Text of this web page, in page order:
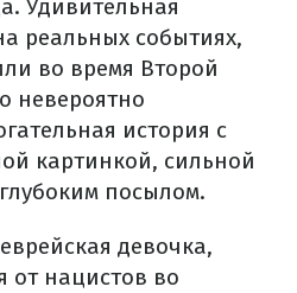
Удивительная
реальных событиях,
во время Второй
невероятно
история с
картинкой, сильной
посылом.
девочка,
от нацистов во